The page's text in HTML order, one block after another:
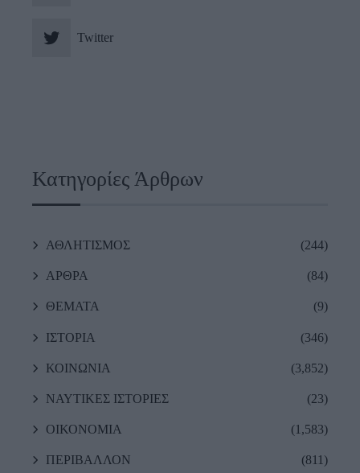
Twitter
Κατηγορίες Άρθρων
ΑΘΛΗΤΙΣΜΟΣ (244)
ΑΡΘΡΑ (84)
ΘΕΜΑΤΑ (9)
ΙΣΤΟΡΙΑ (346)
ΚΟΙΝΩΝΙΑ (3,852)
ΝΑΥΤΙΚΕΣ ΙΣΤΟΡΙΕΣ (23)
ΟΙΚΟΝΟΜΙΑ (1,583)
ΠΕΡΙΒΑΛΛΟΝ (811)